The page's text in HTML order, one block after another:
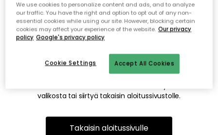
Emme valitettavasti löydä
etsimääsi sivua
Tämä voi johtua siitä, että sivua ei enää ole tai siitä, että se
on siirretty muualle. Pahoittelemme tästä mahdollisesti
valikosta tai siirtyä takaisin aloitussivustolle.
Takaisin aloitussivulle
We use cookies to personalize content and ads, and to analyze
our traffic. You have the right and option to opt out of any non-
essential cookies while using our site. However, blocking certain
cookies may affect your experience of the website. Our privacy
policy Google's privacy policy
Accept All Cookies
Cookie Settings